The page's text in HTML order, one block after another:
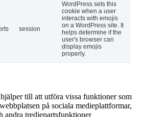
session
WordPress sets this
cookie when a user
interacts with emojis
on a WordPress site. It
helps determine if the
user's browser can
display emojis
properly.
till att utföra vissa funktioner som
på sociala medieplattformar,
andra tredjepartsfunktioner